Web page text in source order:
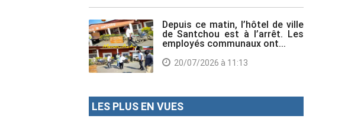
Depuis ce matin, l’hôtel de ville
de Santchou est à l’arrêt. Les
employés communaux ont...
20/07/2026 à 11:13
LES PLUS EN VUES